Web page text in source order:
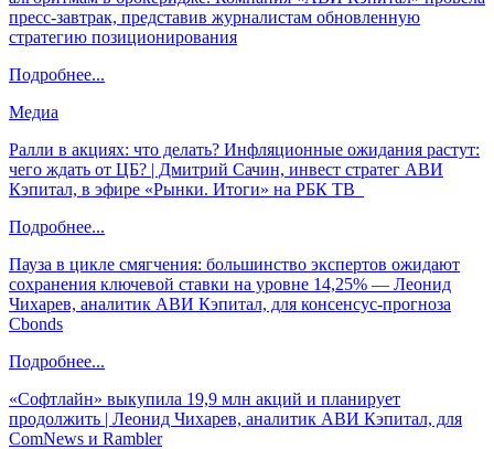
пресс-завтрак, представив журналистам обновленную
стратегию позиционирования
Подробнее...
Медиа
Ралли в акциях: что делать? Инфляционные ожидания растут:
чего ждать от ЦБ? | Дмитрий Сачин, инвест стратег АВИ
Кэпитал, в эфире «Рынки. Итоги» на РБК ТВ
Подробнее...
Пауза в цикле смягчения: большинство экспертов ожидают
сохранения ключевой ставки на уровне 14,25% — Леонид
Чихарев, аналитик АВИ Кэпитал, для консенсус-прогноза
Cbonds
Подробнее...
«Софтлайн» выкупила 19,9 млн акций и планирует
продолжить | Леонид Чихарев, аналитик АВИ Кэпитал, для
ComNews и Rambler